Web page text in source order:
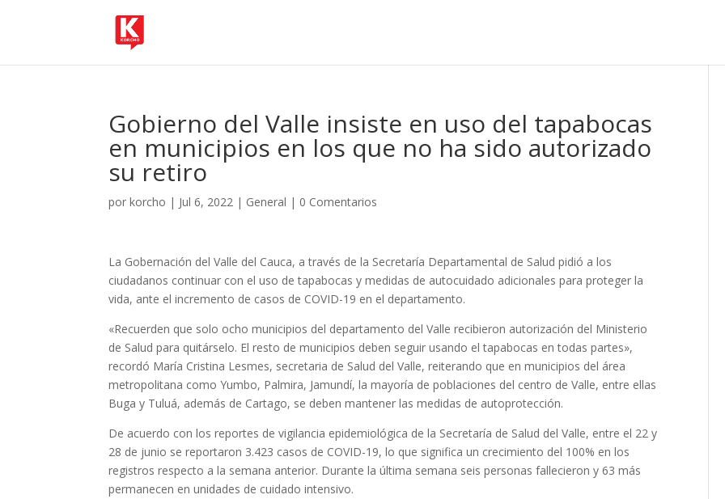
Gobierno del Valle insiste en uso del tapabocas
en municipios en los que no ha sido autorizado
su retiro
porkorcho | Jul 6, 2022 | General | 0 Comentarios
La Gobernación del Valle del Cauca, a través de la Secretaría Departamental de Salud pidió a los
ciudadanos continuar con el uso de tapabocas y medidas de autocuidado adicionales para proteger la
vida, ante el incremento de casos de COVID-19 en el departamento.
«Recuerden que solo ocho municipios del departamento del Valle recibieron autorización del Ministerio
de Salud para quitárselo. El resto de municipios deben seguir usando el tapabocas en todas partes»,
recordó María Cristina Lesmes, secretaria de Salud del Valle, reiterando que en municipios del área
metropolitana como Yumbo, Palmira, Jamundí, la mayoría de poblaciones del centro de Valle, entre ellas
Buga y Tuluá, además de Cartago, se deben mantener las medidas de autoprotección.
De acuerdo con los reportes de vigilancia epidemiológica de la Secretaría de Salud del Valle, entre el 22 y
28 de junio se reportaron 3.423 casos de COVID-19, lo que significa un crecimiento del 100% en los
registros respecto a la semana anterior. Durante la última semana seis personas fallecieron y 63 más
permanecen en unidades de cuidado intensivo.